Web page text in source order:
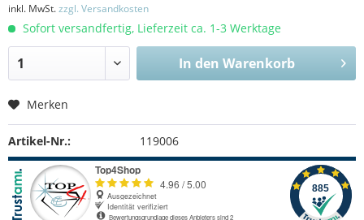
inkl. MwSt.zzgl. Versandkosten
Sofort versandfertig, Lieferzeit ca. 1-3 Werktage
In den Warenkorb
Merken
Artikel-Nr.: 119006